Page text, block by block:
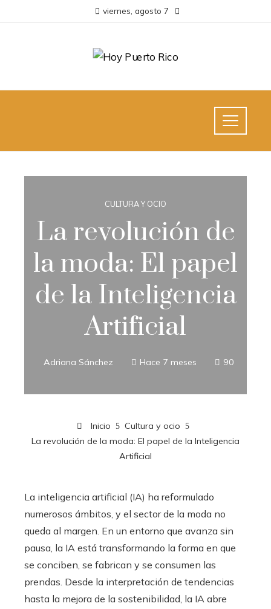
viernes, agosto 7
CULTURA Y OCIO
La revolución de
la moda: El papel
de la Inteligencia
Artificial
Adriana Sánchez Hace 7 meses 90
Inicio
Cultura y ocio
La revolución de la moda: El papel de la Inteligencia
Artificial
La inteligencia artificial (IA) ha reformulado
numerosos ámbitos, y el sector de la moda no
queda al margen. En un entorno que avanza sin
pausa, la IA está transformando la forma en que
se conciben, se fabrican y se consumen las
prendas. Desde la interpretación de tendencias
hasta la mejora de la sostenibilidad, la IA abre